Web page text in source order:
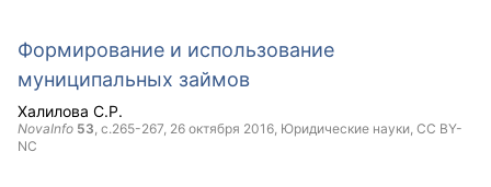
Формирование и использование
муниципальных займов
Халилова С.Р.
NovaInfo 53, с.265-267, 26 октября 2016, Юридические науки, CC BY-
NC